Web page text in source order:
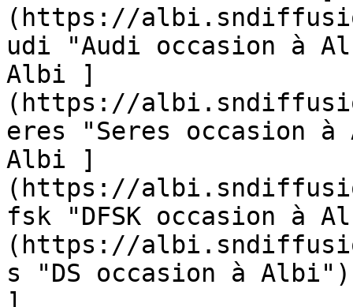
(https://
udi "Audi occasion à
Albi ]
(https://
eres "Seres occasion
Albi ]
(https://
fsk "DFSK occasion à
(https://
s "DS occasion à